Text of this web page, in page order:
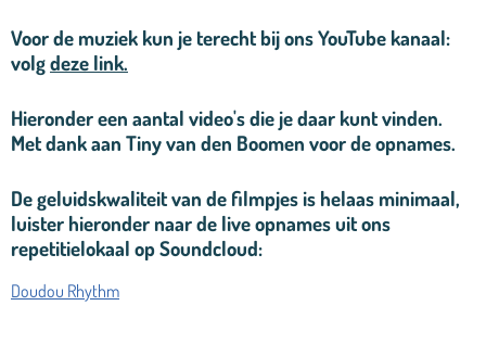
Voor de muziek kun je terecht bij ons YouTube kanaal:
volgdeze link.
Hieronder een aantal video's die je daar kunt vinden.
Met dank aan Tiny van den Boomen voor de opnames.
De geluidskwaliteit van de filmpjes is helaas minimaal,
luister hieronder naar de live opnames uit ons
repetitielokaal op Soundcloud:
Doudou Rhythm